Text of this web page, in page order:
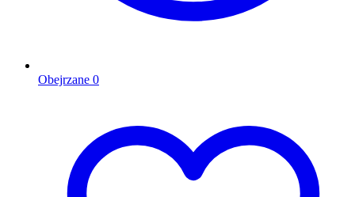
Obejrzane 0